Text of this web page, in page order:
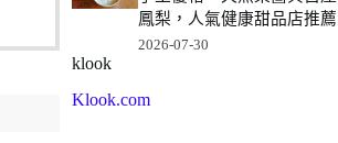
鳳梨，人氣健康甜品店推薦
2026-07-30
klook
Klook.com